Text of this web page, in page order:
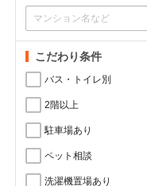
こだわり条件
バス・トイレ別
2階以上
駐車場あり
ペット相談
洗濯機置場あり